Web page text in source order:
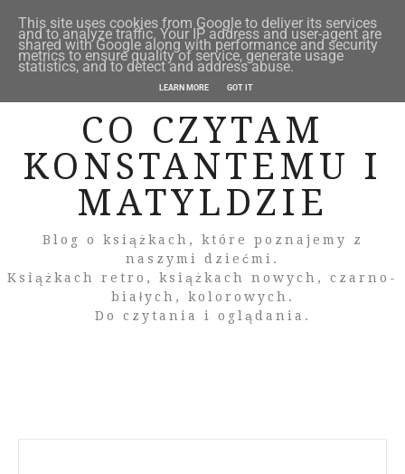
CO CZYTAM
KONSTANTEMU I
MATYLDZIE
Blog o książkach, które poznajemy z
naszymi dziećmi.
Książkach retro, książkach nowych, czarno-
białych, kolorowych.
Do czytania i oglądania.
This site uses cookies from Google to deliver its services
and to analyze traffic. Your IP address and user-agent are
shared with Google along with performance and security
metrics to ensure quality of service, generate usage
statistics, and to detect and address abuse.
LEARN MORE GOT IT